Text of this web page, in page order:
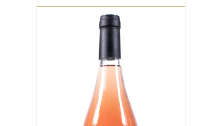
BIO, ROSÉ
Vin issu d’un gamay noir à